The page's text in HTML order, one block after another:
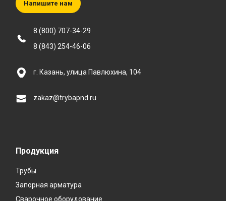
Продукция
Трубы
Запорная арматура
Сварочное оборудование
Напишите нам
8 (800) 707-34-29
8 (843) 254-46-06
г. Казань, улица Павлюхина, 104
zakaz@trybapnd.ru